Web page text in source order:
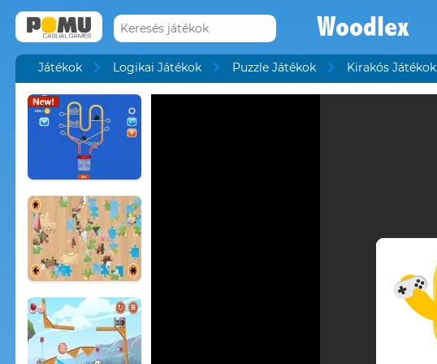
Woodlex
Játékok Logikai Játékok Puzzle Játékok Kirakós Játékok